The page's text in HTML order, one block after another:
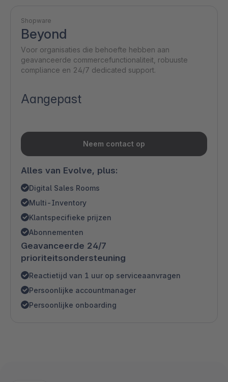
Shopware
Beyond
Voor organisaties die behoefte hebben aan
geavanceerde commercefunctionaliteit, robuuste
compliance en 24/7 dedicated support.
Aangepast
Neem contact op
Alles van Evolve, plus:
Digital Sales Rooms
Multi-Inventory
Klantspecifieke prijzen
Abonnementen
Geavanceerde 24/7
prioriteitsondersteuning
Reactietijd van 1 uur op serviceaanvragen
Persoonlijke accountmanager
Persoonlijke onboarding